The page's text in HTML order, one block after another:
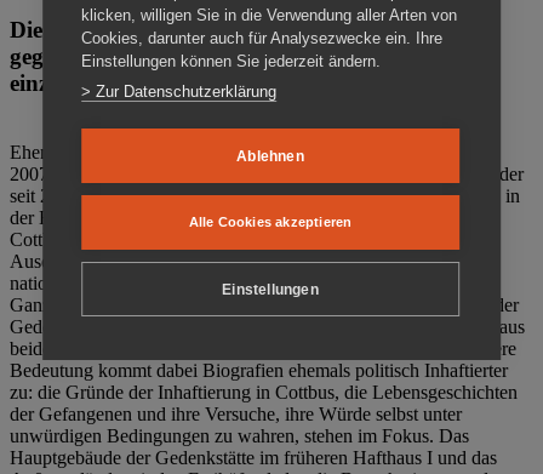
Die Gedenkstätte Zuchthaus Cottbus ist ein Ort
gegen das Vergessen. Anschaulich, nah und
einzigartig.
Ehemalige politische Häftlinge der DDR gründeten im Oktober
2007 den Verein Menschenrechtszentrum Cottbus e. V. (MRZ), der
seit 2011 Eigentümer des ehemaligen Gefängnisses (1860-2002) in
der Bautzener Straße und Träger der Gedenkstätte Zuchthaus
Cottbus ist. Im Zentrum der Arbeit der Gedenkstätte steht die
Auseinandersetzung mit politischem Unrecht während der
nationalsozialistischen Terrorherrschaft und der SED-Diktatur.
Ganzjährig zeigen mehrere Dauer- und Sonderausstellungen in der
Gedenkstätte Zuchthaus Cottbus Beispiele politischen Unrechts aus
beiden deutschen Diktaturen des 20. Jahrhunderts. Eine besondere
Bedeutung kommt dabei Biografien ehemals politisch Inhaftierter
zu: die Gründe der Inhaftierung in Cottbus, die Lebensgeschichten
der Gefangenen und ihre Versuche, ihre Würde selbst unter
unwürdigen Bedingungen zu wahren, stehen im Fokus. Das
Hauptgebäude der Gedenkstätte im früheren Hafthaus I und das
klicken, willigen Sie in die Verwendung aller Arten von
Cookies, darunter auch für Analysezwecke ein. Ihre
Einstellungen können Sie jederzeit ändern.
> Zur Datenschutzerklärung
Ablehnen
Alle Cookies akzeptieren
Einstellungen